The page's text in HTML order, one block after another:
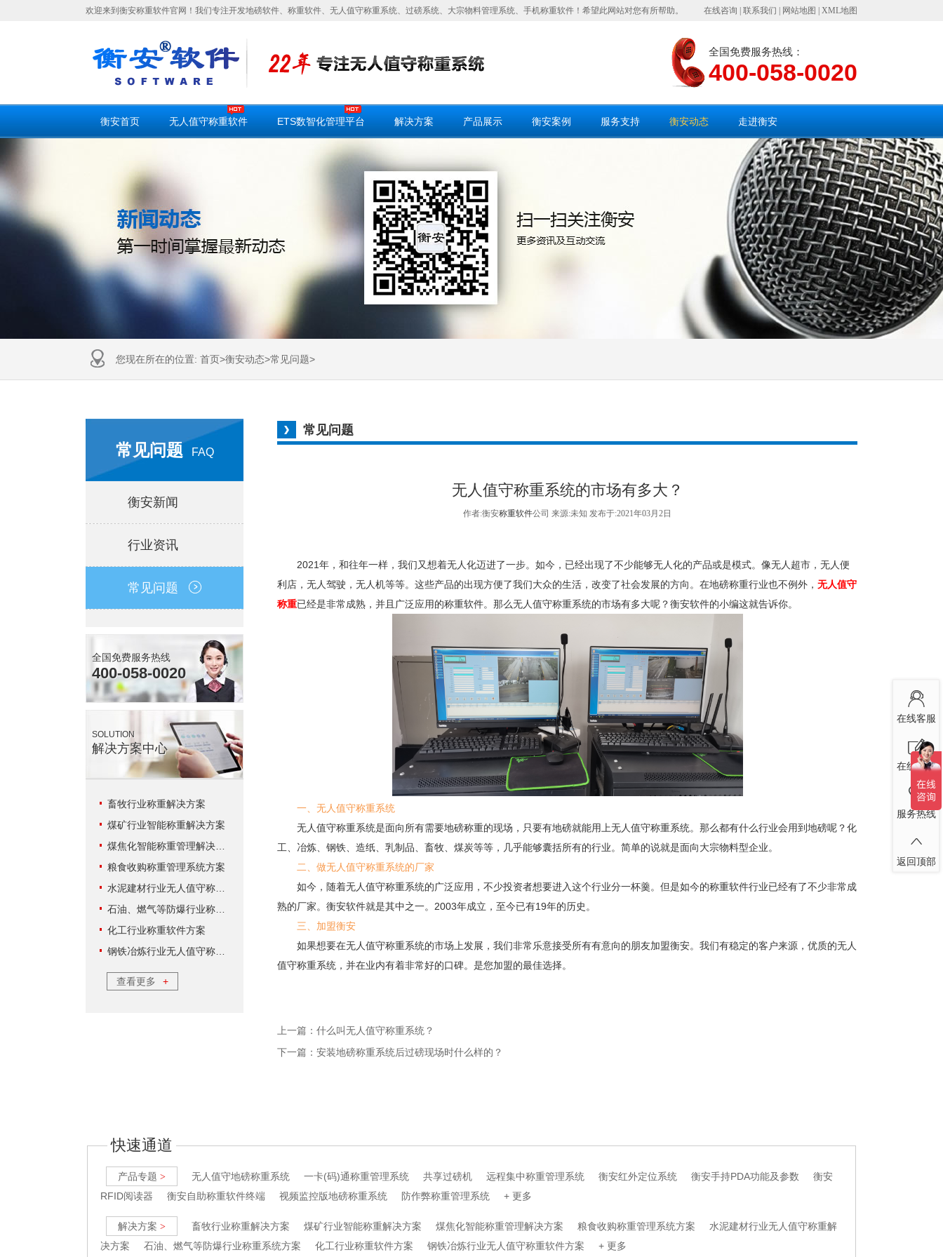
欢迎来到衡安称重软件官网！我们专注开发地磅软件、称重软件、无人值守称重系统、过磅系统、大宗物料管理系统、手机称重软件！希望此网站对您有所帮助。 在线咨询 联系我们 网站地图 XML地图
全国免费服务热线：
400-058-0020
衡安首页 无人值守称重软件 ETS数智化管理平台 解决方案 产品展示 衡安案例 服务支持 衡安动态 走进衡安
您现在所在的位置: 首页>衡安动态>常见问题>
常见问题 FAQ
衡安新闻
行业资讯
常见问题
全国免费服务热线
400-058-0020
SOLUTION
解决方案中心
畜牧行业称重解决方案
煤矿行业智能称重解决方案
煤焦化智能称重管理解决方案
粮食收购称重管理系统方案
水泥建材行业无人值守称重解决方案
石油、燃气等防爆行业称重系统方案
化工行业称重软件方案
钢铁冶炼行业无人值守称重软件方案
查看更多 +
常见问题
无人值守称重系统的市场有多大？
作者:衡安称重软件公司 来源:未知 发布于:2021年03月2日
2021年，和往年一样，我们又想着无人化迈进了一步。如今，已经出现了不少能够无人化的产品或是模式。像无人超市，无人便
利店，无人驾驶，无人机等等。这些产品的出现方便了我们大众的生活，改变了社会发展的方向。在地磅称重行业也不例外， 无人值守
称重已经是非常成熟，并且广泛应用的称重软件。那么无人值守称重系统的市场有多大呢？衡安软件的小编这就告诉你。
一、无人值守称重系统
无人值守称重系统是面向所有需要地磅称重的现场，只要有地磅就能用上无人值守称重系统。那么都有什么行业会用到地磅呢？化
工、冶炼、钢铁、造纸、乳制品、畜牧、煤炭等等，几乎能够囊括所有的行业。简单的说就是面向大宗物料型企业。
二、做无人值守称重系统的厂家
如今，随着无人值守称重系统的广泛应用，不少投资者想要进入这个行业分一杯羹。但是如今的称重软件行业已经有了不少非常成
熟的厂家。衡安软件就是其中之一。2003年成立，至今已有19年的历史。
三、加盟衡安
如果想要在无人值守称重系统的市场上发展，我们非常乐意接受所有有意向的朋友加盟衡安。我们有稳定的客户来源，优质的无人
值守称重系统，并在业内有着非常好的口碑。是您加盟的最佳选择。
上一篇：什么叫无人值守称重系统？
下一篇：安装地磅称重系统后过磅现场时什么样的？
快速通道
产品专题 > 无人值守地磅称重系统 一卡(码)通称重管理系统 共享过磅机 远程集中称重管理系统 衡安红外定位系统 衡安手持PDA功能及参数
衡安
RFID阅读器
衡安自助称重软件终端 视频监控版地磅称重系统 防作弊称重管理系统 + 更多
解决方案 > 畜牧行业称重解决方案 煤矿行业智能称重解决方案 煤焦化智能称重管理解决方案 粮食收购称重管理系统方案
水泥建材行业无人值守称重解
决方案
石油、燃气等防爆行业称重系统方案 化工行业称重软件方案 钢铁冶炼行业无人值守称重软件方案 + 更多
在线客服
在线留言
服务热线
返回顶部